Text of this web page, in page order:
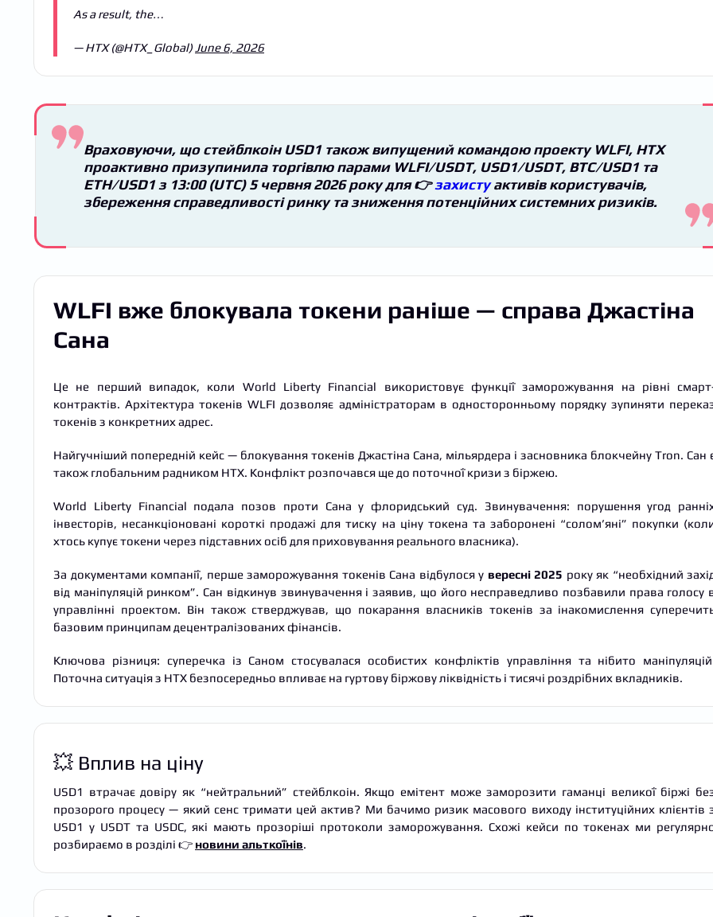
As a result, the…
— HTX (@HTX_Global) June 6, 2026
Враховуючи, що стейблкоін USD1 також випущений командою проекту WLFI, HTX
проактивно призупинила торгівлю парами WLFI/USDT, USD1/USDT, BTC/USD1 та
ETH/USD1 з 13:00 (UTC) 5 червня 2026 року для 👉захистуактивів користувачів,
збереження справедливості ринку та зниження потенційних системних ризиків.
WLFI вже блокувала токени раніше — справа Джастіна
Сана
Це не перший випадок, коли World Liberty Financial використовує функції заморожування на рівні
контрактів. Архітектура токенів WLFI дозволяє адміністраторам в односторонньому порядку зупиняти
токенів з конкретних адрес.
Найгучніший попередній кейс — блокування токенів Джастіна Сана, мільярдера і засновника блокчейну Tron. Сан
також глобальним радником HTX. Конфлікт розпочався ще до поточної кризи з біржею.
World Liberty Financial подала позов проти Сана у флоридський суд. Звинувачення: порушення угод
інвесторів, несанкціоновані короткі продажі для тиску на ціну токена та заборонені “солом’яні” покупки
хтось купує токени через підставних осіб для приховування реального власника).
За документами компанії, перше заморожування токенів Сана відбулося у вересні 2025 року як “необхідний
від маніпуляцій ринком”. Сан відкинув звинувачення і заявив, що його несправедливо позбавили права голосу
управлінні проектом. Він також стверджував, що покарання власників токенів за інакомислення
базовим принципам децентралізованих фінансів.
Ключова різниця: суперечка із Саном стосувалася особистих конфліктів управління та нібито
Поточна ситуація з HTX безпосередньо впливає на гуртову біржову ліквідність і тисячі роздрібних вкладників.
💥 Вплив на ціну
USD1 втрачає довіру як “нейтральний” стейблкоін. Якщо емітент може заморозити гаманці великої біржі
прозорого процесу — який сенс тримати цей актив? Ми бачимо ризик масового виходу інституційних клієнтів
USD1 у USDT та USDC, які мають прозоріші протоколи заморожування. Схожі кейси по токенах ми
розбираємо в розділі 👉 новини альткоїнів.